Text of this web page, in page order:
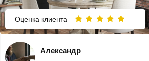
Оценка клиента
Александр